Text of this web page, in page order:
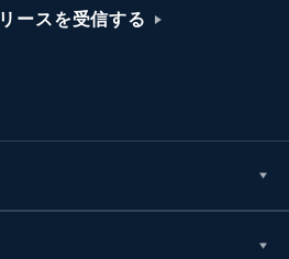
ースを受信する